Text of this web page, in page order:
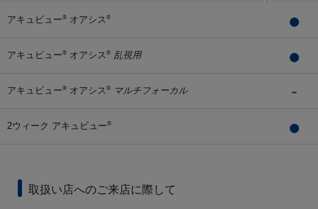
アキュビュー® オアシス ®
アキュビュー® オアシス ® 乱視用
アキュビュー® オアシス ® マルチフォーカル
2ウィーク アキュビュー®
取扱い店へのご来店に際して